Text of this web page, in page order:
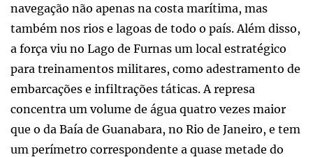
navegação não apenas na costa marítima, mas
também nos rios e lagoas de todo o país. Além disso,
a força viu no Lago de Furnas um local estratégico
para treinamentos militares, como adestramento de
embarcações e infiltrações táticas. A represa
concentra um volume de água quatro vezes maior
que o da Baía de Guanabara, no Rio de Janeiro, e tem
um perímetro correspondente a quase metade do